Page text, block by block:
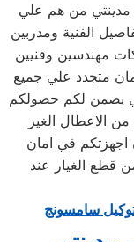
مدينتي من هم علي
الفنية ومدربين
مهندسين وفنيين
متجدد علي جميع
يضمن لكم حصولكم
الاعطال الغير
اجهزتكم في امان
قطع الغيار عند
سامسونج